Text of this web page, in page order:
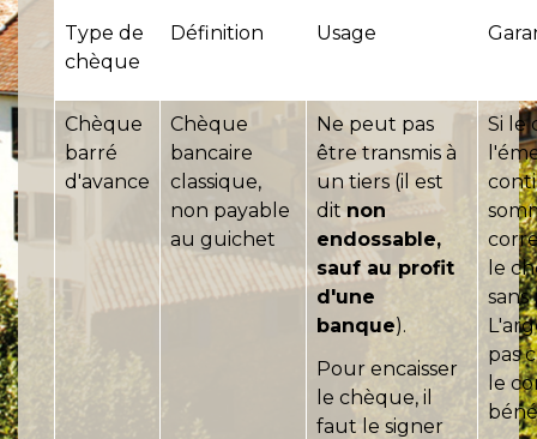
Type de
chèque
Définition Usage
Chèque
barré
d'avance
Chèque
bancaire
classique,
non payable
au guichet
Ne peut pas
être transmis à
un tiers (il est
ditnon
endossable,
sauf au profit
d'une
banque).
Pour encaisser
le chèque, il
faut le signer
Si le
le
sans
pas
le